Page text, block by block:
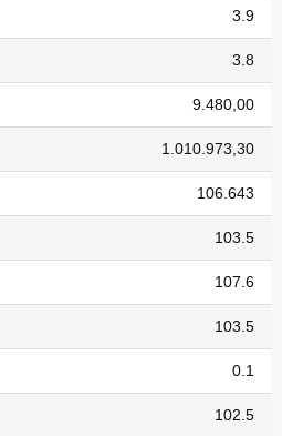
3.9
3.8
9.480,00
1.010.973,30
106.643
103.5
107.6
103.5
0.1
102.5